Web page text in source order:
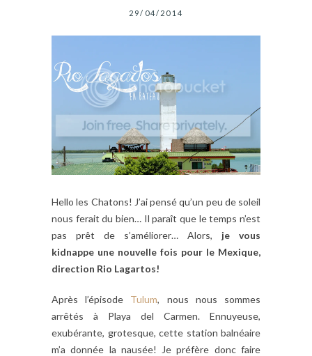
29/04/2014
Hello les Chatons! J’ai pensé qu’un peu de soleil
nous ferait du bien… Il paraît que le temps n’est
pas prêt de s’améliorer… Alors, je vous
kidnappe une nouvelle fois pour le Mexique,
direction Rio Lagartos!
Après l’épisode Tulum, nous nous sommes
arrêtés à Playa del Carmen. Ennuyeuse,
exubérante, grotesque, cette station balnéaire
m’a donnée la nausée! Je préfère donc faire